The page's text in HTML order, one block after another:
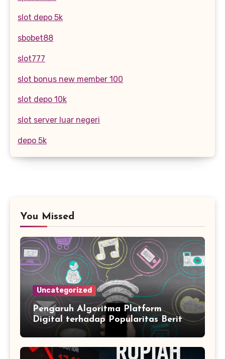
slot depo 5k
sbobet88
slot777
slot bonus new member 100
slot depo 10k
slot server luar negeri
depo 5k
You Missed
Uncategorized
Pengaruh Algoritma Platform
Digital terhadap Popularitas Berita
Trending Harian